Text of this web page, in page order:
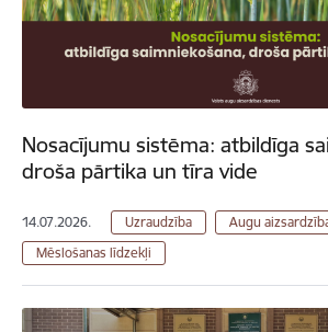
Nosacījumu sistēma: atbildīga
droša pārtika un tīra vide
14.07.2026. Uzraudzība
Augu
Mēslošanas līdzekļi